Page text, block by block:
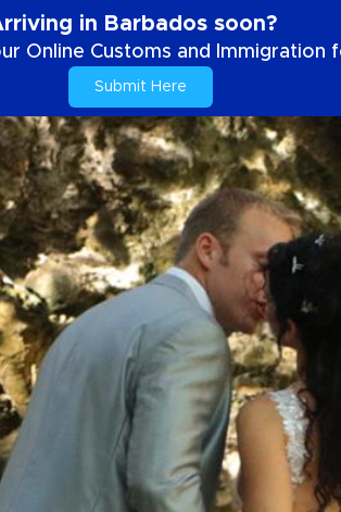
in Barbados soon?
Online Customs and Immigration
Submit Here